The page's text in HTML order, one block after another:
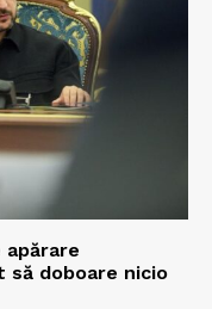
apărare
să doboare nicio